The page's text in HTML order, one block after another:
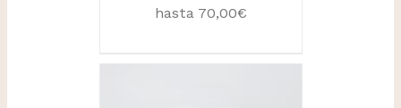
hasta 70,00€